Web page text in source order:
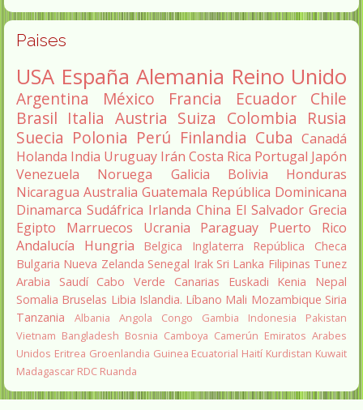
Paises
USA España Alemania Reino Unido
Argentina México Francia Ecuador
Chile
Brasil Italia Austria Suiza Colombia Rusia
Suecia Polonia Perú Finlandia Cuba Canadá
Holanda India Uruguay Irán Costa Rica Portugal Japón
Venezuela
Noruega Galicia Bolivia
Honduras
Nicaragua Australia Guatemala República Dominicana
Dinamarca Sudáfrica Irlanda China El Salvador Grecia
Egipto
Marruecos Ucrania Paraguay
Puerto Rico
Andalucía
Hungria Belgica Inglaterra
República Checa
Bulgaria Nueva Zelanda Senegal Irak Sri Lanka Filipinas Tunez
Arabia Saudí Cabo Verde Canarias Euskadi Kenia
Nepal
Somalia Bruselas Libia Islandia. Líbano Mali Mozambique Siria
Tanzania
Albania Angola Congo Gambia Indonesia
Pakistan
Vietnam Bangladesh Bosnia Camboya Camerún Emiratos Arabes
Unidos Eritrea Groenlandia Guinea Ecuatorial Haití Kurdistan Kuwait
Madagascar RDC Ruanda